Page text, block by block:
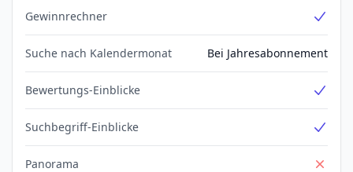
Gewinnrechner
Suche nach Kalendermonat Bei Jahresabonnement
Bewertungs-Einblicke
Suchbegriff-Einblicke
Panorama